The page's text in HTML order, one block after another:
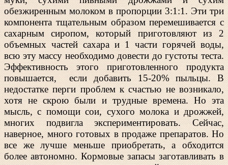
обезжиренным молоком в пропорции 3:1:1. Эти три
компонента тщательным образом перемешивается с
сахарным сиропом, который приготовляют из 2
объемных частей сахара и 1 части горячей воды,
всю эту массу необходимо довести до густоты теста.
Эффективность этого приготовленного продукта
повышается, если добавить 15-20% пыльцы. В
недостатке перги проблем к счастью не возникало,
хотя не скрою были и трудные времена. Но эта
мысль, с помощи сои, сухого молока и дрожжей,
многих подвигла экспериментировать. Сейчас,
наверное, много готовых в продаже препаратов. Но
все же лучше меньше приобретать, а обходится
более автономно. Кормовые запасы заготавливать в